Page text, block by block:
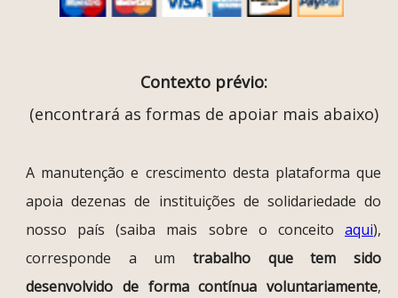
Contexto prévio:
(encontrará as formas de apoiar mais abaixo)
A manutenção e crescimento desta plataforma que
apoia dezenas de instituições de solidariedade do
nosso país (saiba mais sobre o conceito aqui),
corresponde a um trabalho que tem sido
desenvolvido de forma contínua voluntariamente,